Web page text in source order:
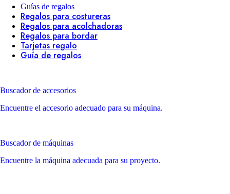
Guías de regalos
Regalos para costureras
Regalos para acolchadoras
Regalos para bordar
Tarjetas regalo
Guía de regalos
Buscador de accesorios
Encuentre el accesorio adecuado para su máquina.
Buscador de máquinas
Encuentre la máquina adecuada para su proyecto.